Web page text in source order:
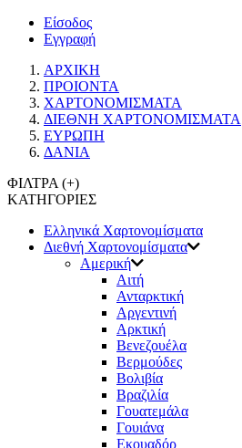
Είσοδος
Εγγραφή
ΑΡΧΙΚΗ
ΠΡΟΙΟΝΤΑ
ΧΑΡΤΟΝΟΜΙΣΜΑΤΑ
ΔΙΕΘΝΗ ΧΑΡΤΟΝΟΜΙΣΜΑΤΑ
ΕΥΡΩΠΗ
ΔΑΝΙΑ
ΦΙΛΤΡΑ (+)
ΚΑΤΗΓΟΡΙΕΣ
Eλληνικά Χαρτονομίσματα
Διεθνή Χαρτονομίσματα
Αμερική
Αιτή
Ανταρκτική
Αργεντινή
Αρκτική
Βενεζουέλα
Βερμούδες
Βολιβία
Βραζιλία
Γουατεμάλα
Γουιάνα
Εκουαδόρ